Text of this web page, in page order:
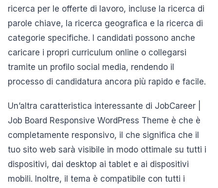
ricerca per le offerte di lavoro, incluse la ricerca di
parole chiave, la ricerca geografica e la ricerca di
categorie specifiche. I candidati possono anche
caricare i propri curriculum online o collegarsi
tramite un profilo social media, rendendo il
processo di candidatura ancora più rapido e facile.
Un’altra caratteristica interessante di JobCareer |
Job Board Responsive WordPress Theme è che è
completamente responsivo, il che significa che il
tuo sito web sarà visibile in modo ottimale su tutti i
dispositivi, dai desktop ai tablet e ai dispositivi
mobili. Inoltre, il tema è compatibile con tutti i